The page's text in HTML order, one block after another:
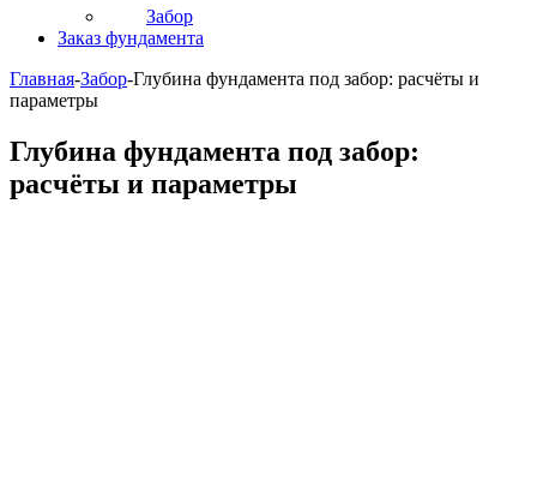
Забор
Заказ фундамента
Главная-Забор-Глубина фундамента под забор: расчёты и
параметры
Глубина фундамента под забор:
расчёты и параметры